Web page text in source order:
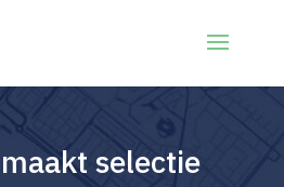
selectie